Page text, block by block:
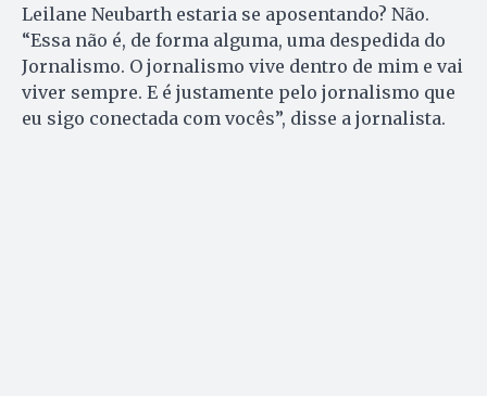
Leilane Neubarth estaria se aposentando? Não.
“Essa não é, de forma alguma, uma despedida do
Jornalismo. O jornalismo vive dentro de mim e vai
viver sempre. E é justamente pelo jornalismo que
eu sigo conectada com vocês”, disse a jornalista.